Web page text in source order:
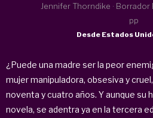
Jennifer Thorndike · Borrador
pp
Desde Estados
¿Puede una madre ser la peor
mujer manipuladora, obsesiva y
noventa y cuatro años. Y aunque su
novela, se adentra ya en la tercera